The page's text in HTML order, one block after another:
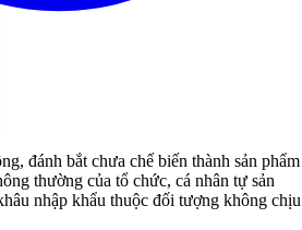
đánh bắt chưa chế biến thành sản phẩm
thường của tổ chức, cá nhân tự sản
nhập khẩu thuộc đối tượng không chịu